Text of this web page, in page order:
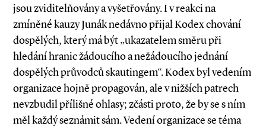
jsou zviditelňovány a vyšetřovány. I v reakci na
zmíněné kauzy Junák nedávno přijal Kodex chování
dospělých, který má být „ukazatelem směru při
hledání hranic žádoucího a nežádoucího jednání
dospělých průvodců skautingem“. Kodex byl vedením
organizace hojně propagován, ale v nižších patrech
nevzbudil přílišné ohlasy; zčásti proto, že by se s ním
měl každý seznámit sám. Vedení organizace se téma